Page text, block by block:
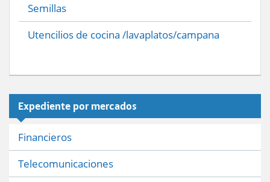
Semillas
Utencilios de cocina /lavaplatos/campana
Expediente por mercados
Financieros
Telecomunicaciones